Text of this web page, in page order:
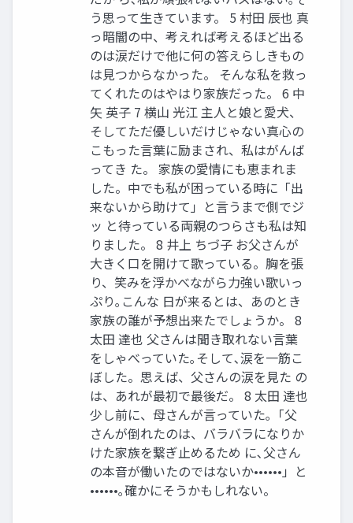
う思って生きています。 5 村田 辰也 真
っ暗闇の中、考えれば考えるほど出る
のは涙だけで他に何の答えらしきもの
は見つからなかった。 そんな私を救っ
てくれたのはやはり家族だった。 6 中
矢 英子 7 横山 光江 主人と娘と愛犬、
そしてただ優しいだけじゃない真心の
こもった言葉に励まされ、私はがんば
ってき た。 家族の愛情にも恵まれま
した。中でも私が困っている時に「出
来ないから助けて」と言うまで側でジ
ッ と待っている両親のつらさも私は知
りました。 8 井上 ちづ子 お父さんが
大きく口を開けて歌っている。胸を張
り、笑みを浮かべながら力強い歌いっ
ぷり｡こんな 日が来るとは、あのとき
家族の誰が予想出来たでしょうか。 8
太田 達也 父さんは聞き取れない言葉
をしゃべっていた｡そして､涙を一筋こ
ぼした。思えば、父さんの涙を見た の
は、あれが最初で最後だ。 8 太田 達也
少し前に、母さんが言っていた｡「父
さんが倒れたのは、バラバラになりか
けた家族を繋ぎ止めるため に､父さん
の本音が働いたのではないか••••••」と
••••••｡確かにそうかもしれない。